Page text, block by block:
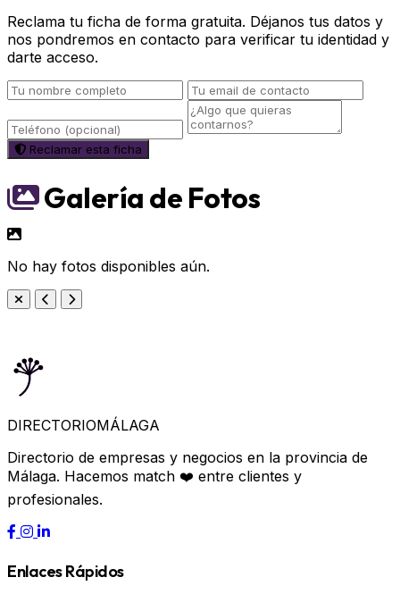
Reclama tu ficha de forma gratuita. Déjanos tus datos y
nos pondremos en contacto para verificar tu identidad y
darte acceso.
Reclamar esta ficha
Galería de Fotos
No hay fotos disponibles aún.
DIRECTORIOMÁLAGA
Directorio de empresas y negocios en la provincia de
Málaga. Hacemos match ❤️ entre clientes y
profesionales.
Enlaces Rápidos